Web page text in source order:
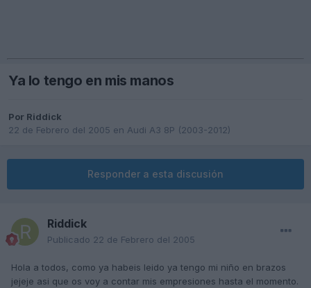
Ya lo tengo en mis manos
Por Riddick
22 de Febrero del 2005 en Audi A3 8P (2003-2012)
Responder a esta discusión
Riddick
Publicado 22 de Febrero del 2005
Hola a todos, como ya habeis leido ya tengo mi niño en brazos
jejeje asi que os voy a contar mis empresiones hasta el momento.